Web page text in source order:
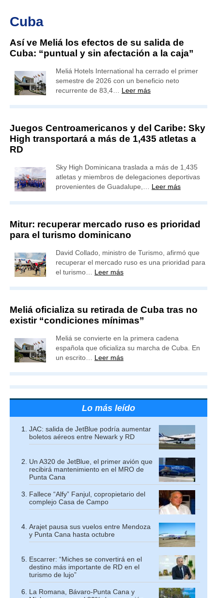
Cuba
Así ve Meliá los efectos de su salida de
Cuba: “puntual y sin afectación a la caja”
Meliá Hotels International ha cerrado el primer
semestre de 2026 con un beneficio neto
recurrente de 83,4… Leer más
Juegos Centroamericanos y del Caribe: Sky
High transportará a más de 1,435 atletas a
RD
Sky High Dominicana traslada a más de 1,435
atletas y miembros de delegaciones deportivas
provenientes de Guadalupe,… Leer más
Mitur: recuperar mercado ruso es prioridad
para el turismo dominicano
David Collado, ministro de Turismo, afirmó que
recuperar el mercado ruso es una prioridad para
el turismo… Leer más
Meliá oficializa su retirada de Cuba tras no
existir “condiciones mínimas”
Meliá se convierte en la primera cadena
española que oficializa su marcha de Cuba. En
un escrito… Leer más
Lo más leído
JAC: salida de JetBlue podría aumentar
boletos aéreos entre Newark y RD
Un A320 de JetBlue, el primer avión que
recibirá mantenimiento en el MRO de
Punta Cana
Fallece “Alfy” Fanjul, copropietario del
complejo Casa de Campo
Arajet pausa sus vuelos entre Mendoza
y Punta Cana hasta octubre
Escarrer: “Miches se convertirá en el
destino más importante de RD en el
turismo de lujo”
La Romana, Bávaro-Punta Cana y